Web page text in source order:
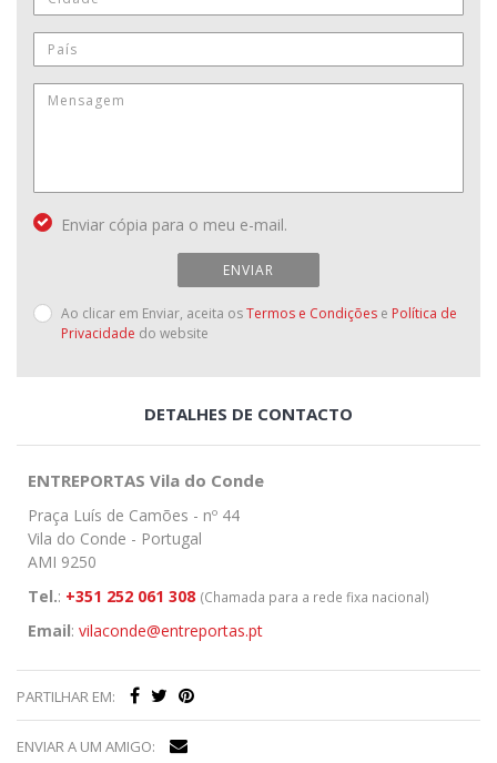
Enviar cópia para o meu e-mail.
ENVIAR
Ao clicar em Enviar, aceita osTermos e Condições e Política de
Privacidade do website
DETALHES DE CONTACTO
ENTREPORTAS Vila do Conde
Praça Luís de Camões - nº 44
Vila do Conde - Portugal
AMI 9250
Tel.: +351 252 061 308 (Chamada para a rede fixa nacional)
Email: vilaconde@entreportas.pt
PARTILHAR EM:
ENVIAR A UM AMIGO: